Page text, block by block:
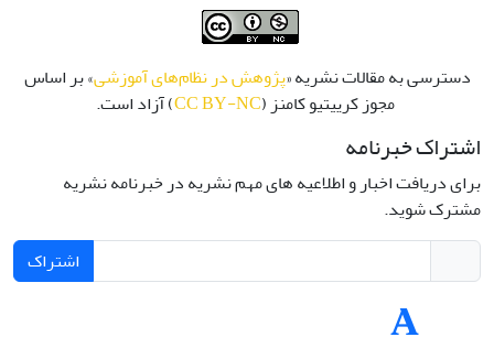
دسترسی به مقالات نشریه «پژوهش در نظام‌های آموزشی» بر اساس
مجوز کرییتیو کامنز (CC BY-NC) آزاد است.
اشتراک خبرنامه
برای دریافت اخبار و اطلاعیه های مهم نشریه در خبرنامه نشریه
مشترک شوید.
اشتراک